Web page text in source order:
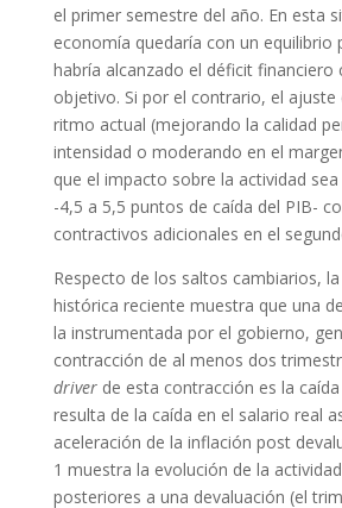
el primer semestre del año. En esta
economía quedaría con un equilibrio
habría alcanzado el déficit
objetivo. Si por el contrario, el ajuste
ritmo actual (mejorando la calidad
intensidad o moderando en el
que el impacto sobre la actividad
-4,5 a 5,5 puntos de caída del PIB-
contractivos adicionales en el
Respecto de los saltos cambiarios,
histórica reciente muestra que una
la instrumentada por el gobierno,
contracción de al menos dos
driverde esta contracción es la
resulta de la caída en el salario real
aceleración de la inflación post
1 muestra la evolución de la
posteriores a una devaluación (el